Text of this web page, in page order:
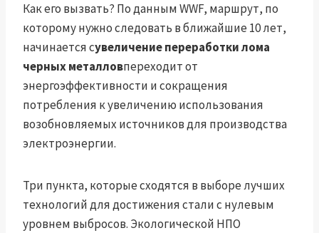
Как его вызвать? По данным WWF, маршрут, по
которому нужно следовать в ближайшие 10 лет,
начинается сувеличение переработки лома
черных металловпереходит от
энергоэффективности и сокращения
потребления к увеличению использования
возобновляемых источников для производства
электроэнергии.
Три пункта, которые сходятся в выборе лучших
технологий для достижения стали с нулевым
уровнем выбросов. Экологической НПО